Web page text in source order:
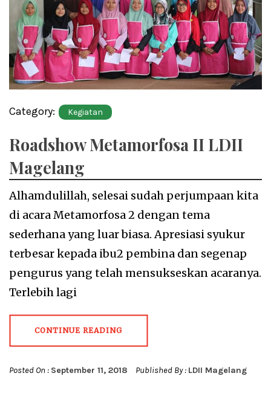
Category: Kegiatan
Roadshow Metamorfosa II LDII
Magelang
Alhamdulillah, selesai sudah perjumpaan kita
di acara Metamorfosa 2 dengan tema
sederhana yang luar biasa. Apresiasi syukur
terbesar kepada ibu2 pembina dan segenap
pengurus yang telah mensukseskan acaranya.
Terlebih lagi
CONTINUE READING
Posted On : September 11, 2018 Published By : LDII Magelang